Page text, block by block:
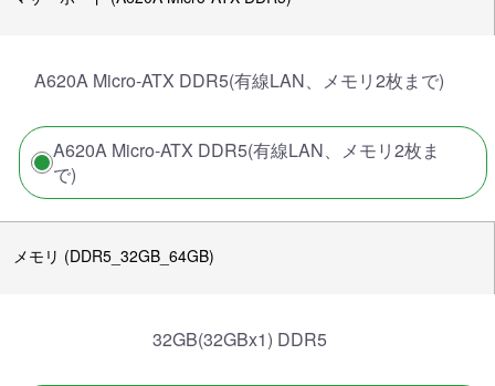
A620A Micro-ATX DDR5(有線LAN、メモリ2枚まで)
A620A Micro-ATX DDR5(有線LAN、メモリ2枚ま
で)
メモリ (DDR5_32GB_64GB)
32GB(32GBx1) DDR5